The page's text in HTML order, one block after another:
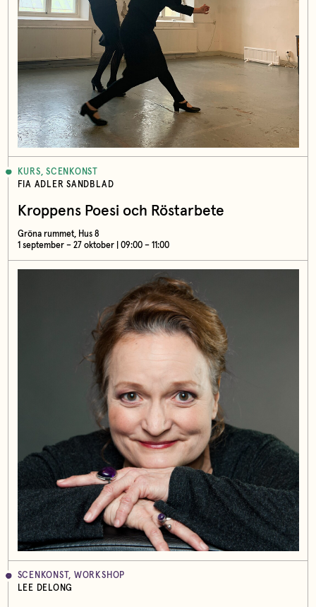
KURS, SCENKONST
FIA ADLER SANDBLAD
Kroppens Poesi och Röstarbete
Gröna rummet, Hus 8
1 september – 27 oktober | 09:00 – 11:00
SCENKONST, WORKSHOP
LEE DELONG